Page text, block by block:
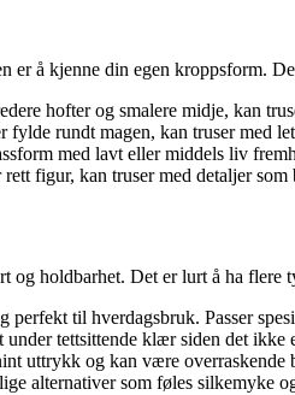
er å kjenne din egen kroppsform.
hofter og smalere midje, kan
fylde rundt magen, kan truser med
med lavt eller middels liv
rett figur, kan truser med detaljer
og holdbarhet. Det er lurt å ha
perfekt til hverdagsbruk. Passer
tettsittende klær siden det ikke
uttrykk og kan være overraskende
alternativer som føles silkemyke